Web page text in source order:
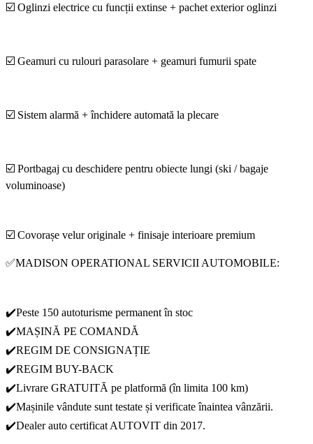
☑️ Oglinzi electrice cu funcții extinse + pachet exterior oglinzi
☑️ Geamuri cu rulouri parasolare + geamuri fumurii spate
☑️ Sistem alarmă + închidere automată la plecare
☑️ Portbagaj cu deschidere pentru obiecte lungi (ski / bagaje
voluminoase)
☑️ Covorașe velur originale + finisaje interioare premium
✅MADISON OPERATIONAL SERVICII AUTOMOBILE:
✔️Peste 150 autoturisme permanent în stoc
✔️MAȘINĂ PE COMANDĂ
✔️REGIM DE CONSIGNAȚIE
✔️REGIM BUY-BACK
✔️Livrare GRATUITĂ pe platformă (în limita 100 km)
✔️Mașinile vândute sunt testate și verificate înaintea vânzării.
✔️Dealer auto certificat AUTOVIT din 2017.